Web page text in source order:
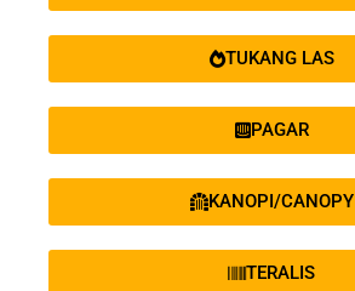
TUKANG LAS
PAGAR
KANOPI/CANOPY
TERALIS